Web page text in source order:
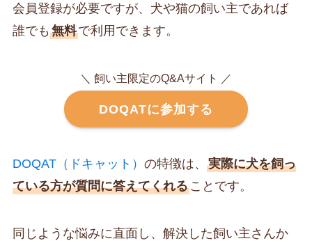
会員登録が必要ですが、犬や猫の飼い主であれば
誰でも 無料で利用できます。
＼ 飼い主限定のQ&Aサイト ／
DOQATに参加する
DOQAT（ドキャット） の特徴は、 実際に犬を飼っ
ている方が質問に答えてくれることです。
同じような悩みに直面し、解決した飼い主さんか